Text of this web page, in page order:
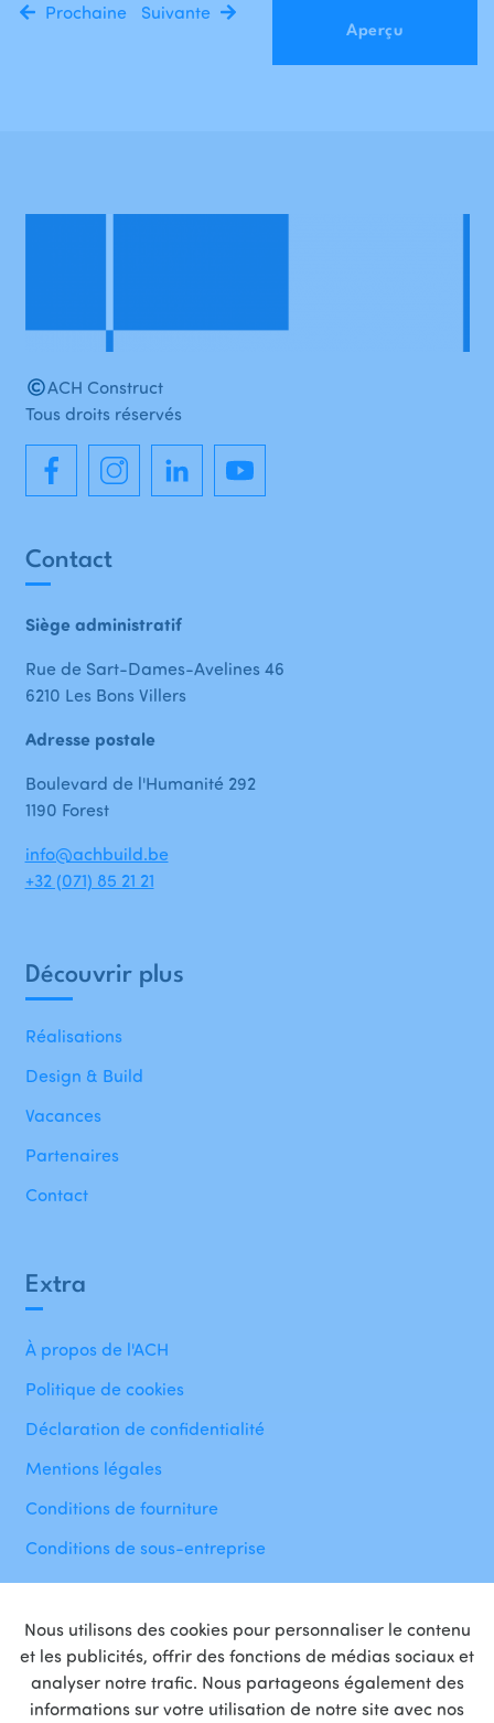
Prochaine
Aperçu
Suivante
Nous utilisons des cookies pour personnaliser le contenu
et les publicités, offrir des fonctions de médias sociaux et
analyser notre trafic. Nous partageons également des
informations sur votre utilisation de notre site avec nos
Extra
À propos de l'ACH
Politique de cookies
Déclaration de confidentialité
Mentions légales
Conditions de fourniture
Conditions de sous-entreprise
Découvrir plus
Réalisations
Design & Build
Vacances
Partenaires
Contact
Contact
Siège administratif
Rue de Sart-Dames-Avelines 46
6210 Les Bons Villers
Adresse postale
Boulevard de l'Humanité 292
1190 Forest
info@achbuild.be
+32 (071) 85 21 21
ACH Construct
Tous droits réservés
Fièrepartenairede